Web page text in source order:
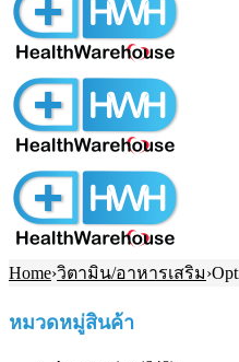
Home›วิตามิน/อาหารเสริม›
หมวดหมู่สินค้า